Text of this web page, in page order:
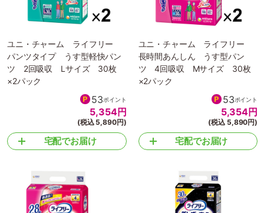
ユニ・チャーム ライフリー
パンツタイプ うす型軽快パン
ツ 2回吸収 Lサイズ 30枚
×2パック
53ポイント
5,354円
(税込 5,890円)
宅配でお届け
ユニ・チャーム ライフリー
長時間あんしん うす型パン
ツ 4回吸収 Mサイズ 30枚
×2パック
53ポイント
5,354円
(税込 5,890円)
宅配でお届け